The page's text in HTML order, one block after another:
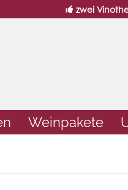
zwei
Weinpakete